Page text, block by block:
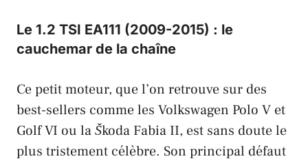
Le 1.2 TSI EA111 (2009-2015) : le
cauchemar de la chaîne
Ce petit moteur, que l’on retrouve sur des
best-sellers comme les Volkswagen Polo V et
Golf VI ou laŠkoda Fabia II, est sans doute le
plus tristement célèbre. Son principal défaut